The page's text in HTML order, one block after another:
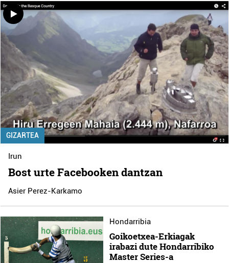
GIZARTEA
Irun
Bost urte Facebooken dantzan
Asier Perez-Karkamo
Hondarribia
Goikoetxea-Erkiagak
irabazi dute Hondarribiko
Master Series-a